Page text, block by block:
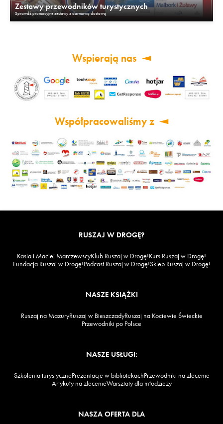
Zestawy przewodników turystycznych
Sprawdź promocyjne zestawy z darmową dostawą
Wspierają nas
Współpracowaliśmy z
RUSZAJ W DROGĘ?
Kasia i Maciej MarczewscyKlub Ruszaj w Drogę!Kurs Ruszaj w Drogę!
Fundacja Ruszaj w Drogę!Podcast Ruszaj w Drogę!Sklep Ruszaj w Drogę!
NASZE KSIĄŻKI
Ruszaj na MazuryRuszaj w BieszczadyRuszaj na Kociewie Świeckie
Przewodniki po Polsce
NASZE USŁUGI:
Szkolenia turystycznePrezentacje w bibliotekachPrzewodniki na zlecenie
Artykuły na zlecenieWarsztaty dla młodzieży
NASZA OFERTA DLA